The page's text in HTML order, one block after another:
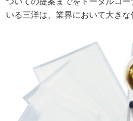
いる三洋は、業界において大きな